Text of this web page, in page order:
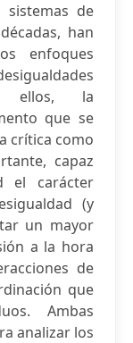
de
han
enfoques
ellos, la
que se
crítica como
capaz
el carácter
(y
un mayor
a la hora
de
que
Ambas
analizar los